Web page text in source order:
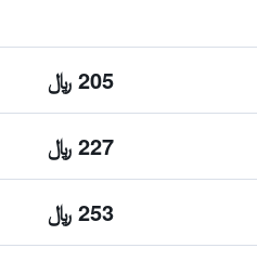
205 ﷼
227 ﷼
253 ﷼